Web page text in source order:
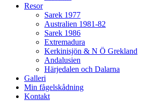
Resor
Sarek 1977
Australien 1981-82
Sarek 1986
Extremadura
Kerkinisjön & N Ö Grekland
Andalusien
Härjedalen och Dalarna
Galleri
Min fågelskådning
Kontakt